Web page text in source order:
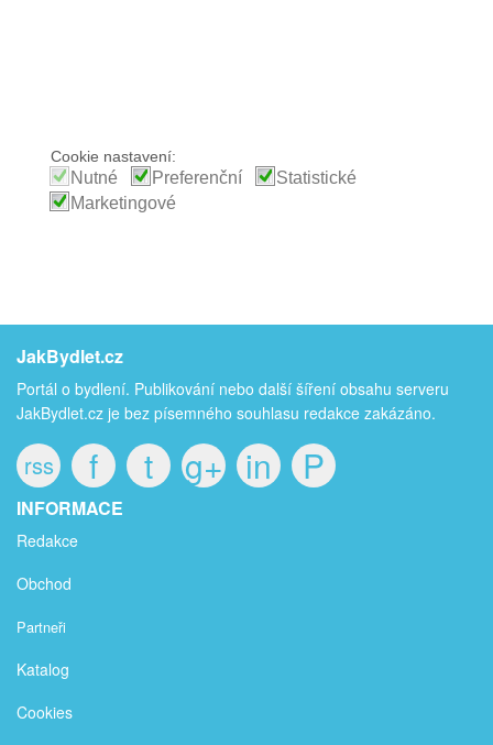
JakBydlet.cz
Portál o bydlení. Publikování nebo další šíření obsahu serveru
JakBydlet.cz je bez písemného souhlasu redakce zakázáno.
rss f t g+ in P
INFORMACE
Redakce
Obchod
Partneři
Katalog
Cookies
Cookie nastavení:
Nutné Preferenční
Statistické
Marketingové